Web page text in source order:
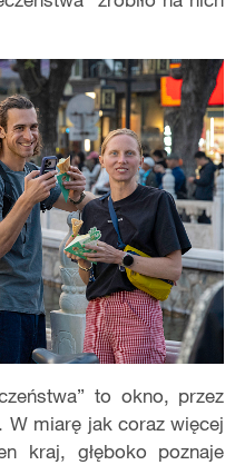
to okno, przez
W miarę jak coraz więcej
kraj, głęboko poznaje